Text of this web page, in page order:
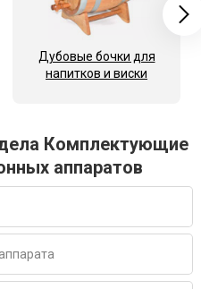
Дубовые бочки для
напитков и виски
Комплектующие
аппаратов